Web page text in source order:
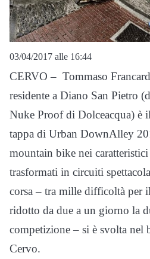
03/04/2017 alle 16:44
CERVO – Tommaso
residente a Diano San Pietro
Nuke Proof di Dolceacqua) è
tappa di Urban DownAlley
mountain bike nei
trasformati in circuiti
corsa – tra mille difficoltà per
ridotto da due a un giorno la
competizione – si è svolta nel
Cervo.